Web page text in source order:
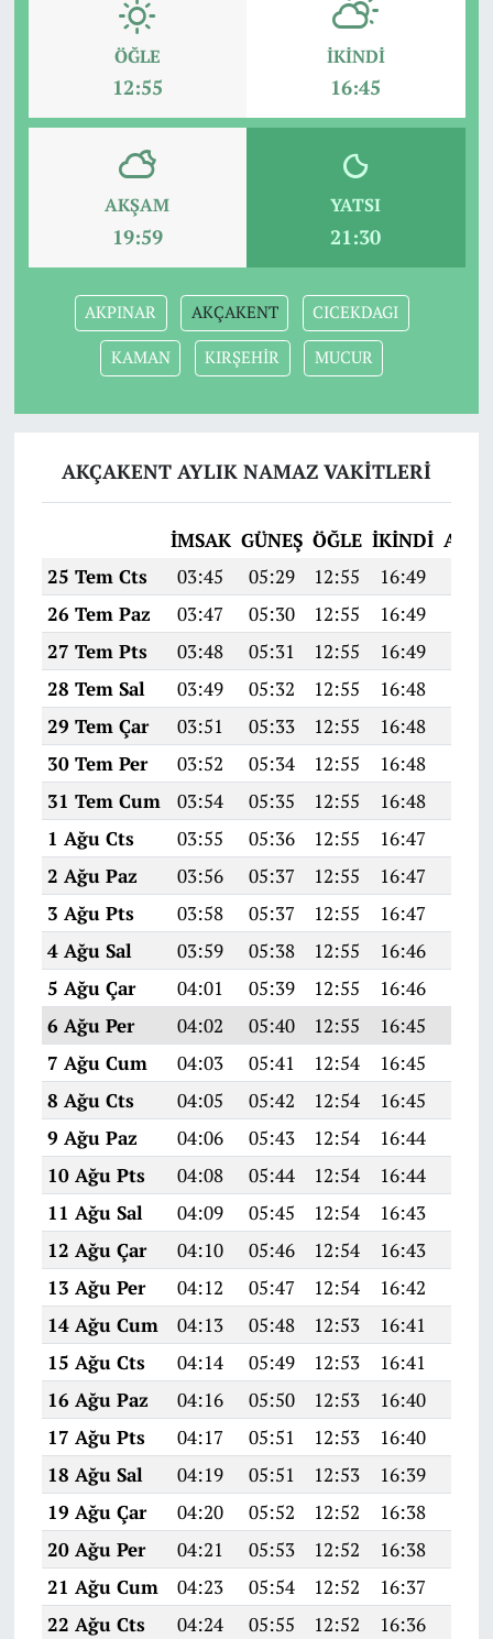
ÖĞLE
12:55
İKINDI
16:45
AKŞAM
19:59
YATSI
21:30
AKPINAR AKÇAKENT CICEKDAGI
KAMAN KIRŞEHİR MUCUR
AKÇAKENT AYLIK NAMAZ VAKITLERI
İMSAK GÜNEŞ ÖĞLE İKINDI
25 Tem Cts
03:45 05:29 12:55 16:49
26 Tem Paz
03:47 05:30 12:55 16:49
27 Tem Pts
03:48 05:31 12:55 16:49
28 Tem Sal
03:49 05:32 12:55 16:48
29 Tem Çar
03:51 05:33 12:55 16:48
30 Tem Per
03:52 05:34 12:55 16:48
31 Tem Cum
03:54 05:35 12:55 16:48
1 Ağu Cts
03:55 05:36 12:55 16:47
2 Ağu Paz
03:56 05:37 12:55 16:47
3 Ağu Pts
03:58 05:37 12:55 16:47
4 Ağu Sal
03:59 05:38 12:55 16:46
5 Ağu Çar
04:01 05:39 12:55 16:46
6 Ağu Per
04:02 05:40 12:55 16:45
7 Ağu Cum
04:03 05:41 12:54 16:45
8 Ağu Cts
04:05 05:42 12:54 16:45
9 Ağu Paz
04:06 05:43 12:54 16:44
10 Ağu Pts
04:08 05:44 12:54 16:44
11 Ağu Sal
04:09 05:45 12:54 16:43
12 Ağu Çar
04:10 05:46 12:54 16:43
13 Ağu Per
04:12 05:47 12:54 16:42
14 Ağu Cum
04:13 05:48 12:53 16:41
15 Ağu Cts
04:14 05:49 12:53 16:41
16 Ağu Paz
04:16 05:50 12:53 16:40
17 Ağu Pts
04:17 05:51 12:53 16:40
18 Ağu Sal
04:19 05:51 12:53 16:39
19 Ağu Çar
04:20 05:52 12:52 16:38
20 Ağu Per
04:21 05:53 12:52 16:38
21 Ağu Cum
04:23 05:54 12:52 16:37
22 Ağu Cts
04:24 05:55 12:52 16:36